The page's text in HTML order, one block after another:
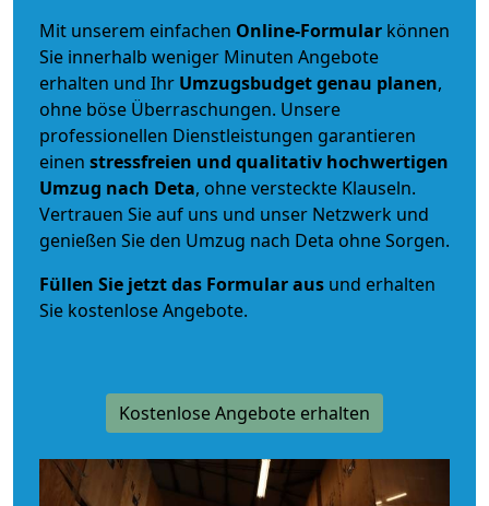
Mit unserem einfachen Online-Formular können
Sie innerhalb weniger Minuten Angebote
erhalten und Ihr Umzugsbudgetgenau planen,
ohne böse Überraschungen. Unsere
professionellen Dienstleistungen garantieren
einen stressfreien und qualitativ hochwertigen
Umzug nach Deta, ohne versteckte Klauseln.
Vertrauen Sie auf uns und unser Netzwerk und
genießen Sie den Umzug nach Deta ohne Sorgen.
Füllen Sie jetzt das Formular aus und erhalten
Sie kostenlose Angebote.
Kostenlose Angebote erhalten